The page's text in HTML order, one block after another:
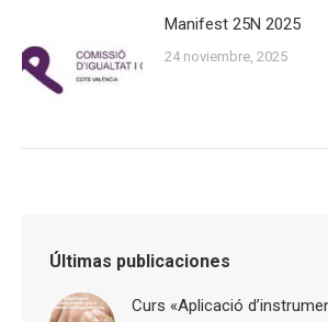
Manifest 25N 2025
24 noviembre, 2025
Últimas publicaciones
Curs «Aplicació